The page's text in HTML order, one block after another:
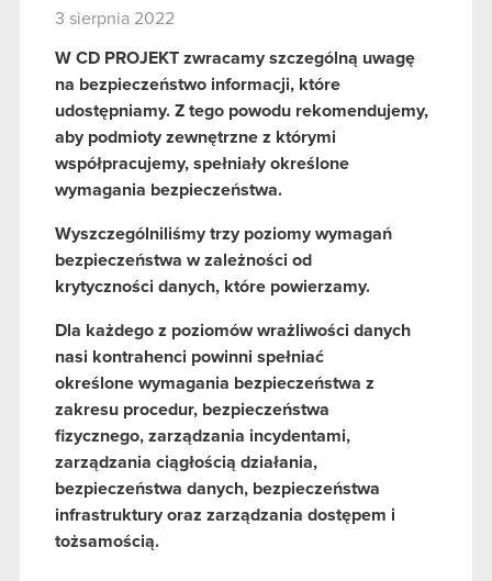
3 sierpnia 2022
W CD PROJEKT zwracamy szczególną uwagę
na bezpieczeństwo informacji, które
udostępniamy. Z tego powodu rekomendujemy,
aby podmioty zewnętrzne z którymi
współpracujemy, spełniały określone
wymagania bezpieczeństwa.
Wyszczególniliśmy trzy poziomy wymagań
bezpieczeństwa w zależności od
krytyczności danych, które powierzamy.
Dla każdego z poziomów wrażliwości danych
nasi kontrahenci powinni spełniać
określone wymagania bezpieczeństwa z
zakresu procedur, bezpieczeństwa
fizycznego, zarządzania incydentami,
zarządzania ciągłością działania,
bezpieczeństwa danych, bezpieczeństwa
infrastruktury oraz zarządzania dostępem i
tożsamością.